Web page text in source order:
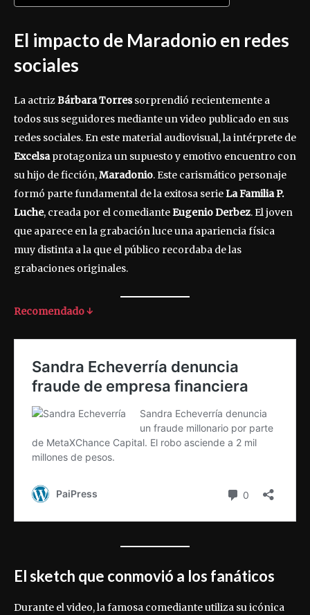
El impacto de Maradonio en redes
sociales
La actrizBárbara Torressorprendió recientemente a
todos sus seguidores mediante un video publicado en sus
redes sociales. En este material audiovisual, la intérprete de
Excelsaprotagoniza un supuesto y emotivo encuentro con
su hijo de ficción,Maradonio. Este carismático personaje
formó parte fundamental de la exitosa serieLa Familia P.
Luche, creada por el comedianteEugenio Derbez. El joven
que aparece en la grabación luce una apariencia física
muy distinta a la que el público recordaba de las
grabaciones originales.
Recomendado ↓
El sketch que conmovió a los fanáticos
Durante el video, la famosa comediante utiliza su icónica